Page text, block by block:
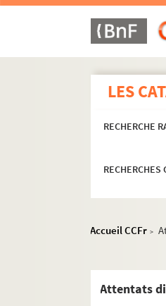
LES
RECHERCHE
RECHERCHES
Accueil CCFr >
Attentats